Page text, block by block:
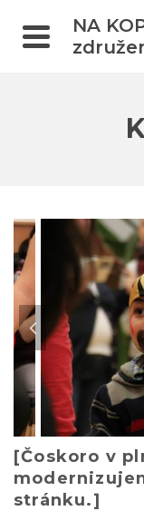
NA
[Čoskoro v
stránku.]